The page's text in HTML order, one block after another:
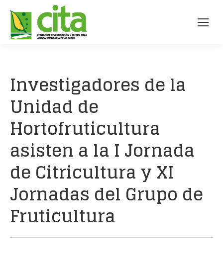
Investigadores de la
Unidad de
Hortofruticultura
asisten a la I Jornada
de Citricultura y XI
Jornadas del Grupo de
Fruticultura